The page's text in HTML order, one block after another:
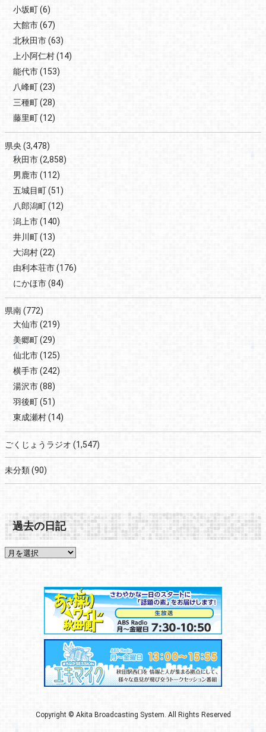
小坂町(6)
大館市(67)
北秋田市(63)
上小阿仁村(14)
能代市(153)
八峰町(23)
三種町(28)
藤里町(12)
県央(3,478)
秋田市(2,858)
男鹿市(112)
五城目町(51)
八郎潟町(12)
潟上市(140)
井川町(13)
大潟村(22)
由利本荘市(176)
にかほ市(84)
県南(772)
大仙市(219)
美郷町(29)
仙北市(125)
横手市(242)
湯沢市(88)
羽後町(51)
東成瀬村(14)
ごくじょうラジオ (1,547)
未分類(90)
過去の日記
Copyright © Akita Broadcasting System. All Rights Reserved